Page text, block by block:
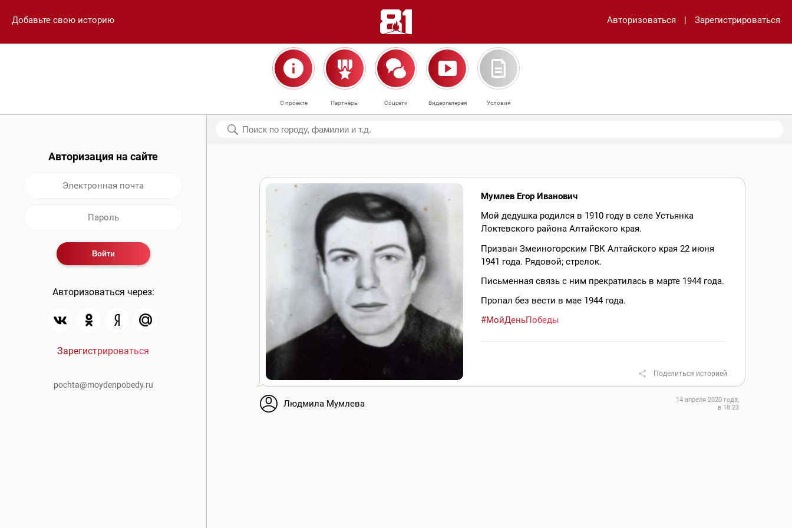
Добавьте свою историю Авторизоваться | Зарегистрироваться
О проекте Партнёры Соцсети Видеогалерея Условия
Авторизация на сайте
Авторизоваться через:
Зарегистрироваться
pochta@moydenpobedy.ru
Мумлев Егор Иванович
Мой дедушка родился в 1910 году в селе Устьянка
Локтевского района Алтайского края.
Призван Змеиногорским ГВК Алтайского края 22 июня
1941 года. Рядовой; стрелок.
Письменная связь с ним прекратилась в марте 1944 года.
Пропал без вести в мае 1944 года.
#МойДеньПобеды
Поделиться историей
Людмила Мумлева
14 апреля 2020 года,
в 18:23